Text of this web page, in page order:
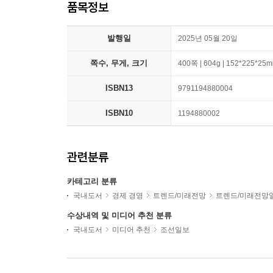
품목정보
발행일 2025년 05월 20일
쪽수, 무게, 크기 400쪽 | 604g |
ISBN13 9791194880004
ISBN10 1194880002
관련분류
카테고리 분류
국내도서 경제 경영 트렌드/미래전망 트렌드/미래전망
수상내역 및 미디어 추천 분류
국내도서 미디어 추천 조선일보